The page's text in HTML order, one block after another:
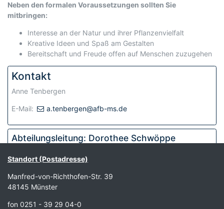
Neben den formalen Voraussetzungen sollten Sie
mitbringen:
Interesse an der Natur und ihrer Pflanzenvielfalt
Kreative Ideen und Spaß am Gestalten
Bereitschaft und Freude offen auf Menschen zuzugehen
Kontakt
Anne Tenbergen
E-Mail: a.tenbergen@afb-ms.de
Abteilungsleitung: Dorothee Schwöppe
Fax: 0251 - 39 29 04-49
E-Mail:
d.schwoeppe@afb-ms.de
Standort (Postadresse)
Manfred-von-Richthofen-Str. 39
48145 Münster
fon 0251 - 39 29 04-0